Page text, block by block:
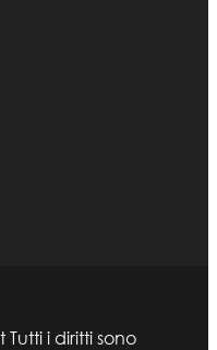
Tutti i diritti sono